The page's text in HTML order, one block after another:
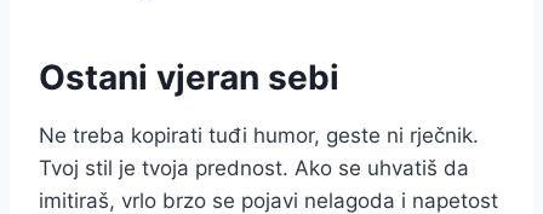
Ostani vjeran sebi
Ne treba kopirati tuđi humor, geste ni rječnik.
Tvoj stil je tvoja prednost. Ako se uhvatiš da
imitiraš, vrlo brzo se pojavi nelagoda i napetost